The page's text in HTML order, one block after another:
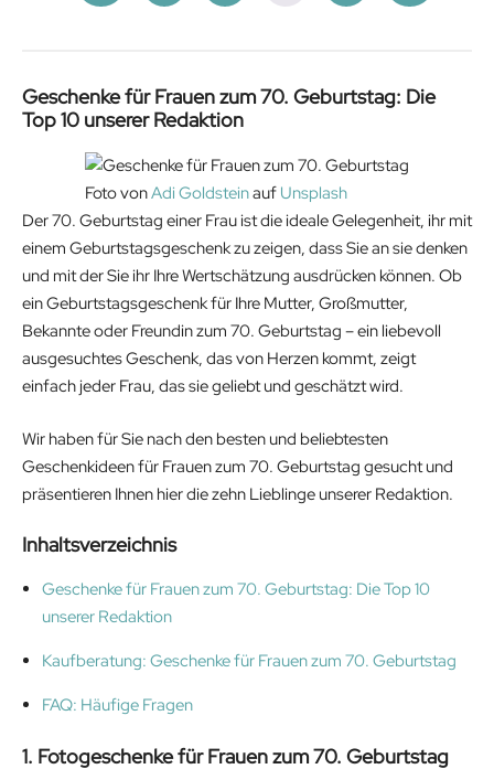
Geschenke für Frauen zum 70. Geburtstag: Die
Top 10 unserer Redaktion
Foto vonAdi Goldsteinauf Unsplash
Der 70. Geburtstag einer Frau ist die ideale Gelegenheit, ihr mit
einem Geburtstagsgeschenk zu zeigen, dass Sie an sie denken
und mit der Sie ihr Ihre Wertschätzung ausdrücken können. Ob
ein Geburtstagsgeschenk für Ihre Mutter, Großmutter,
Bekannte oder Freundin zum 70. Geburtstag – ein liebevoll
ausgesuchtes Geschenk, das von Herzen kommt, zeigt
einfach jeder Frau, das sie geliebt und geschätzt wird.
Wir haben für Sie nach den besten und beliebtesten
Geschenkideen für Frauen zum 70. Geburtstag gesucht und
präsentieren Ihnen hier die zehn Lieblinge unserer Redaktion.
Inhaltsverzeichnis
Geschenke für Frauen zum 70. Geburtstag: Die Top 10
unserer Redaktion
Kaufberatung: Geschenke für Frauen zum 70. Geburtstag
FAQ: Häufige Fragen
1. Fotogeschenke für Frauen zum 70. Geburtstag